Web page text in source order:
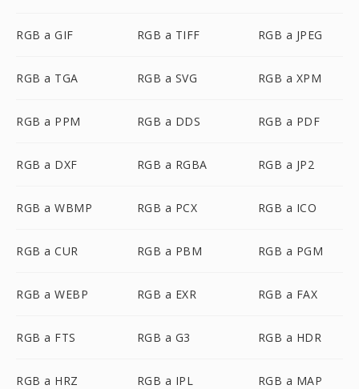
RGB a GIF RGB a TIFF RGB a JPEG
RGB a TGA RGB a SVG RGB a XPM
RGB a PPM RGB a DDS RGB a PDF
RGB a DXF RGB a RGBA RGB a JP2
RGB a WBMP RGB a PCX RGB a ICO
RGB a CUR RGB a PBM RGB a PGM
RGB a WEBP RGB a EXR RGB a FAX
RGB a FTS RGB a G3 RGB a HDR
RGB a HRZ RGB a IPL RGB a MAP